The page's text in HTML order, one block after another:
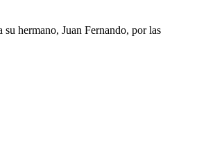
hermano, Juan Fernando, por las